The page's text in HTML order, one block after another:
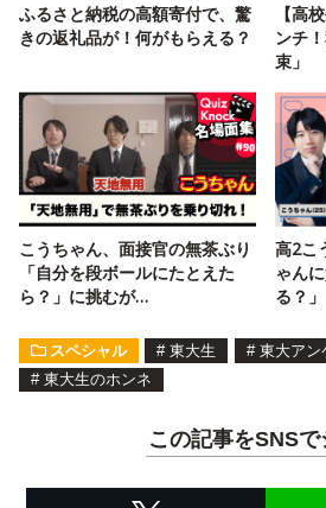
ふるさと納税の高額寄付で、驚
きの返礼品が！何がもらえる？
【高
ンチ
束」
こうちゃん、面接官の無茶ぶり
「自分を段ボールにたとえた
ら？」に挑むが…
高2こ
ゃん
る？
スペシャル # 東大生 # 東大アン
# 東大生のホンネ
この記事をSNSで